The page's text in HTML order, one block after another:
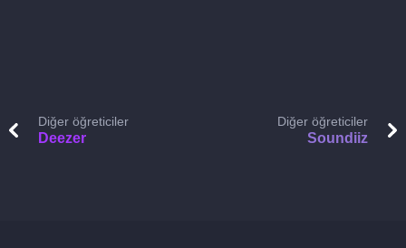
Diğer öğreticiler
Deezer
Diğer öğreticiler
Soundiiz